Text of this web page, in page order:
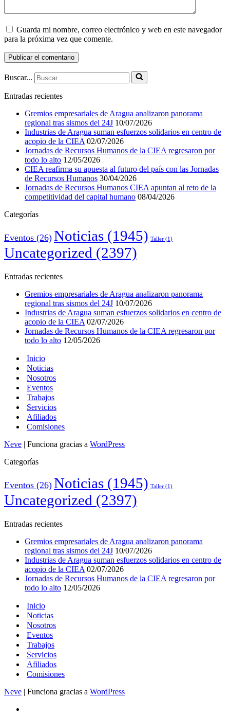
Guarda mi nombre, correo electrónico y web en este navegador
para la próxima vez que comente.
Buscar...
Entradas recientes
Gremios empresariales de Aragua analizaron panorama
regional tras sismos del 24J 10/07/2026
Industrias de Aragua suman esfuerzos solidarios en centro de
acopio de la CIEA 02/07/2026
Jornadas de Recursos Humanos de la CIEA regresaron por
todo lo alto 12/05/2026
CIEA reafirma su apuesta al futuro del país con las Jornadas
de Recursos Humanos 30/04/2026
Jornadas de Recursos Humanos CIEA apuntan al reto de la
competitividad del capital humano 08/04/2026
Categorías
Eventos (26) Noticias (1945) Taller (1)
Uncategorized (2397)
Entradas recientes
Gremios empresariales de Aragua analizaron panorama
regional tras sismos del 24J 10/07/2026
Industrias de Aragua suman esfuerzos solidarios en centro de
acopio de la CIEA 02/07/2026
Jornadas de Recursos Humanos de la CIEA regresaron por
todo lo alto 12/05/2026
Inicio
Noticias
Nosotros
Eventos
Trabajos
Servicios
Afiliados
Comisiones
Neve | Funciona gracias a WordPress
Categorías
Eventos (26) Noticias (1945) Taller (1)
Uncategorized (2397)
Entradas recientes
Gremios empresariales de Aragua analizaron panorama
regional tras sismos del 24J 10/07/2026
Industrias de Aragua suman esfuerzos solidarios en centro de
acopio de la CIEA 02/07/2026
Jornadas de Recursos Humanos de la CIEA regresaron por
todo lo alto 12/05/2026
Inicio
Noticias
Nosotros
Eventos
Trabajos
Servicios
Afiliados
Comisiones
Neve | Funciona gracias a WordPress